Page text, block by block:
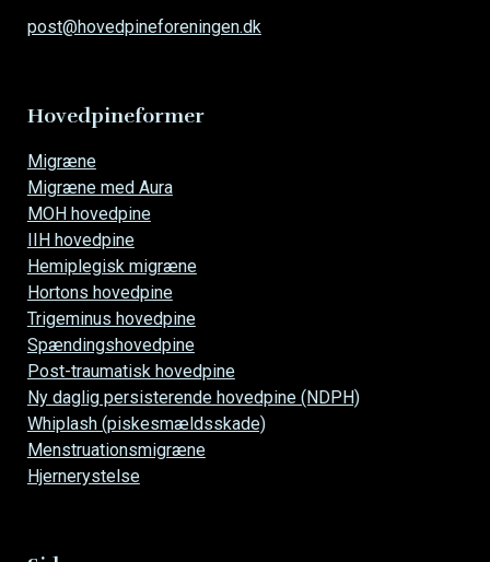
post@hovedpineforeningen.dk
Hovedpineformer
navigationen
Migræne
Migræne med Aura
MOH hovedpine
IIH hovedpine
Hemiplegisk migræne
Hortons hovedpine
Trigeminus hovedpine
Spændingshovedpine
Post-traumatisk hovedpine
Ny daglig persisterende hovedpine (NDPH)
Whiplash (piskesmældsskade)
Menstruationsmigræne
Hjernerystelse